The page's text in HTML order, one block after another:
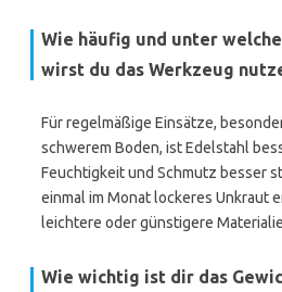
Wie häufig und unter
wirst du das Werkzeug
Für regelmäßige Einsätze,
schwerem Boden, ist Edelstahl
Feuchtigkeit und Schmutz besser
einmal im Monat lockeres Unkraut
leichtere oder günstigere
Wie wichtig ist dir das